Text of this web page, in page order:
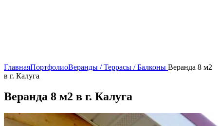
ГлавнаяПортфолиоВеранды / Террасы / Балконы Веранда 8 м2
в г. Калуга
Веранда 8 м2 в г. Калуга